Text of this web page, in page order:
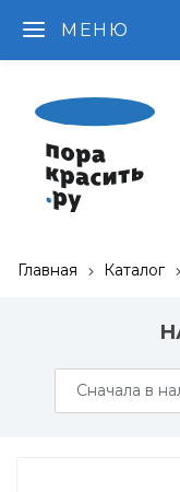
МЕНЮ
Главная Каталог
Сначала в